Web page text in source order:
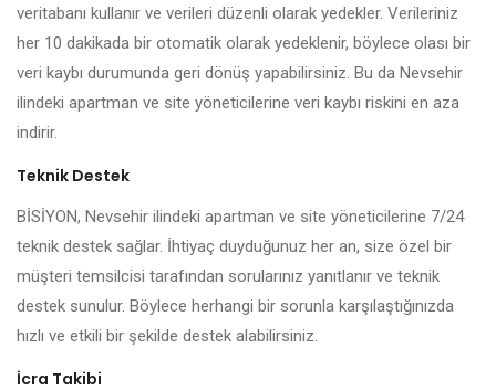
veritabanı kullanır ve verileri düzenli olarak yedekler. Verileriniz
her 10 dakikada bir otomatik olarak yedeklenir, böylece olası bir
veri kaybı durumunda geri dönüş yapabilirsiniz. Bu da Nevsehir
ilindeki apartman ve site yöneticilerine veri kaybı riskini en aza
indirir.
Teknik Destek
BİSİYON, Nevsehir ilindeki apartman ve site yöneticilerine 7/24
teknik destek sağlar. İhtiyaç duyduğunuz her an, size özel bir
müşteri temsilcisi tarafından sorularınız yanıtlanır ve teknik
destek sunulur. Böylece herhangi bir sorunla karşılaştığınızda
hızlı ve etkili bir şekilde destek alabilirsiniz.
İcra Takibi